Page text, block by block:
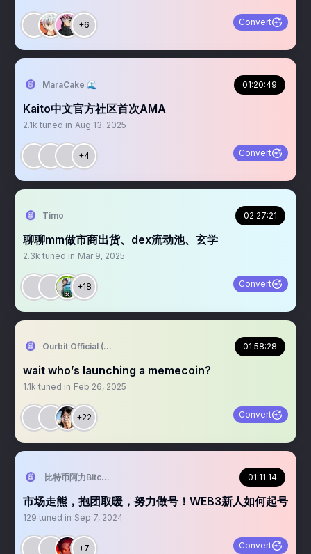
+6 Convert
MaraCake 🌊 01:20:49
Kaito中文官方社区首次AMA
2.1k tuned in Aug 13, 2025
+4 Convert
Timo 02:27:21
聊聊mm做市商出货、dex流动池、玄学
2.3k tuned in Mar 9, 2025
+18 Convert
Ourbit Official (SuperCEX) 01:58:28
wait who’s launching a memecoin?
1.1k tuned in Feb 26, 2025
+22 Convert
比特币阿力Bitcoin Alex 01:11:14
市场走熊，抱团取暖，努力做号！WEB3新人如何起号
129 tuned in Sep 7, 2024
+7 Convert